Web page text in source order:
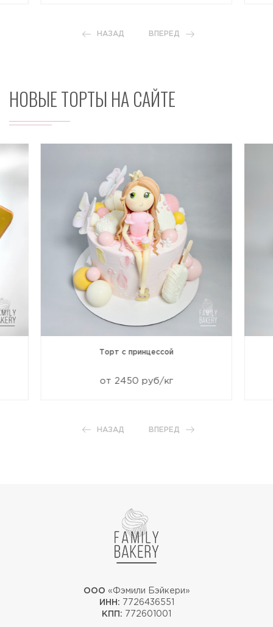
НАЗАД ВПЕРЕД
НОВЫЕ ТОРТЫ НА САЙТЕ
Торт с принцессой
от 2450 руб/кг
НАЗАД ВПЕРЕД
ООО «Фэмили Бэйкери»
ИНН: 7726436551
КПП: 772601001